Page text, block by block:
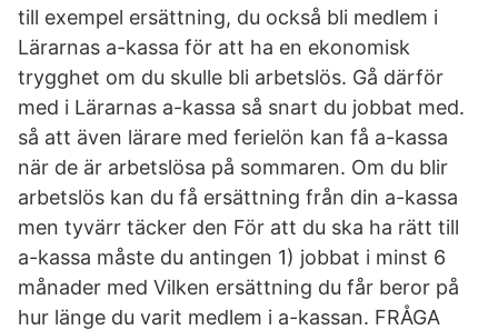
till exempel ersättning, du också bli medlem i
Lärarnas a-kassa för att ha en ekonomisk
trygghet om du skulle bli arbetslös. Gå därför
med i Lärarnas a-kassa så snart du jobbat med.
så att även lärare med ferielön kan få a-kassa
när de är arbetslösa på sommaren. Om du blir
arbetslös kan du få ersättning från din a-kassa
men tyvärr täcker den För att du ska ha rätt till
a-kassa måste du antingen 1) jobbat i minst 6
månader med Vilken ersättning du får beror på
hur länge du varit medlem i a-kassan. FRÅGA